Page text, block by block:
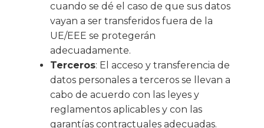
cuando se dé el caso de que sus datos
vayan a ser transferidos fuera de la
UE/EEE se protegerán
adecuadamente.
Terceros: El acceso y transferencia de
datos personales a terceros se llevan a
cabo de acuerdo con las leyes y
reglamentos aplicables y con las
garantías contractuales adecuadas.